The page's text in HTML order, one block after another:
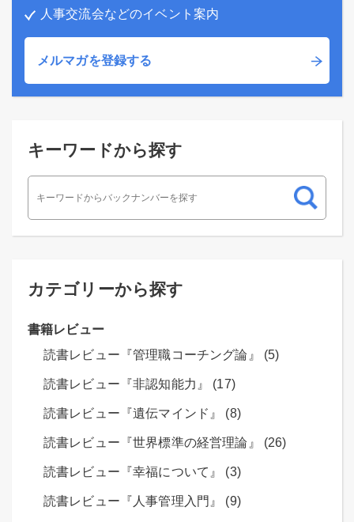
人事交流会などのイベント案内
メルマガを登録する
キーワードから探す
カテゴリーから探す
書籍レビュー
読書レビュー『管理職コーチング論』 (5)
読書レビュー『非認知能力』 (17)
読書レビュー『遺伝マインド』 (8)
読書レビュー『世界標準の経営理論』 (26)
読書レビュー『幸福について』 (3)
読書レビュー『人事管理入門』 (9)